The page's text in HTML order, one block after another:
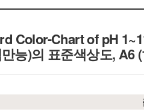
Color-Chart of pH
능)의 표준색상도, A6